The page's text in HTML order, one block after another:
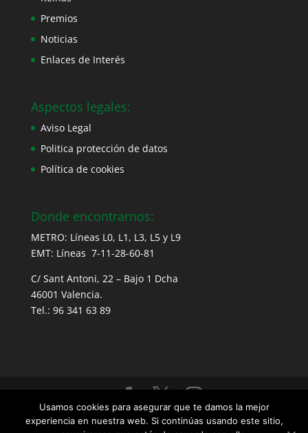
Premios
Noticias
Enlaces de Interés
Aspectos legales:
Aviso Legal
Politica protección de datos
Política de cookies
Donde encontrarnos:
METRO: Líneas L0, L1, L3, L5 y L9
EMT: Líneas 7-11-28-60-81
C/ Sant Antoni, 22 – Bajo 1 Dcha
46001 Valencia.
Tel.: 96 341 63 89
FECACV - Federación de Entidades Culturales
Usamos cookies para asegurar que te damos la mejor
experiencia en nuestra web. Si continúas usando este sitio,